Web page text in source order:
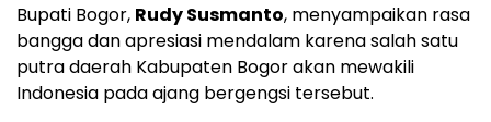
Bupati Bogor, Rudy Susmanto, menyampaikan rasa
bangga dan apresiasi mendalam karena salah satu
putra daerah Kabupaten Bogor akan mewakili
Indonesia pada ajang bergengsi tersebut.